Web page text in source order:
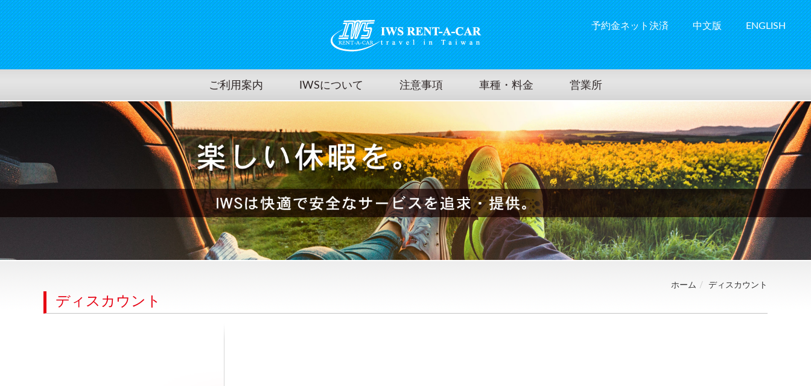
予約金ネット決済 中文版 ENGLISH
ご利用案内 IWSについて 注意事項 車種・料金 営業所
ホーム ディスカウント
ディスカウント